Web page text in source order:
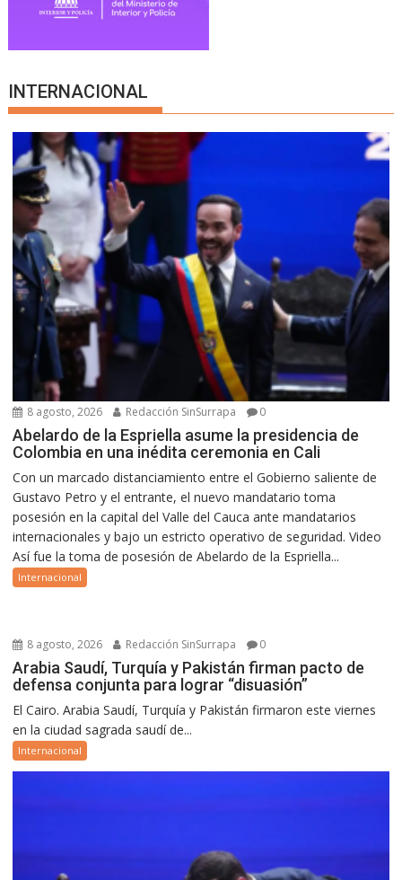
INTERNACIONAL
8 agosto, 2026 Redacción SinSurrapa 0
Abelardo de la Espriella asume la presidencia de
Colombia en una inédita ceremonia en Cali
Con un marcado distanciamiento entre el Gobierno saliente de
Gustavo Petro y el entrante, el nuevo mandatario toma
posesión en la capital del Valle del Cauca ante mandatarios
internacionales y bajo un estricto operativo de seguridad. Video
Así fue la toma de posesión de Abelardo de la Espriella...
Internacional
8 agosto, 2026 Redacción SinSurrapa 0
Arabia Saudí, Turquía y Pakistán firman pacto de
defensa conjunta para lograr “disuasión”
El Cairo. Arabia Saudí, Turquía y Pakistán firmaron este viernes
en la ciudad sagrada saudí de...
Internacional